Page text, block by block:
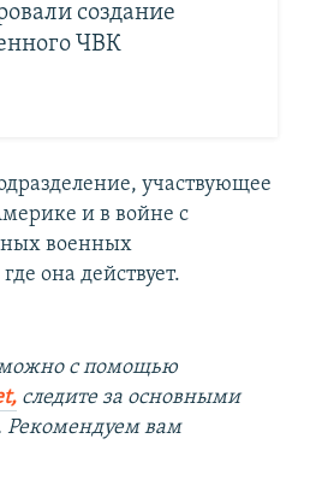
создание
ЧВК
участвующее
и в войне с
военных
она действует.
можно с помощью
следите за основными
вам